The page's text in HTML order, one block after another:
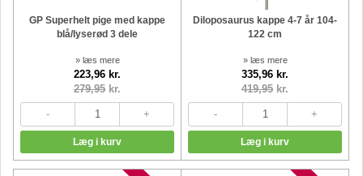
GP Superhelt pige med kappe
blå/lyserød 3 dele
» læs mere
223,96 kr.
279,95 kr.
Diloposaurus kappe 4-7 år 104-
122 cm
» læs mere
335,96 kr.
419,95 kr.